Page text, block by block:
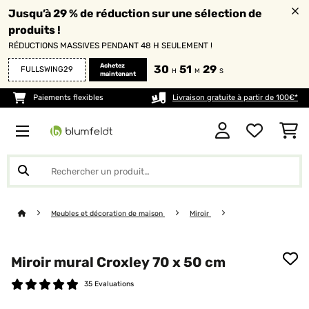
Jusqu’à 29 % de réduction sur une sélection de
produits !
RÉDUCTIONS MASSIVES PENDANT 48 H SEULEMENT !
FULLSWING29
Achetez
maintenant
30 H 51 M 29 S
Paiements flexibles Livraison gratuite à partir de 100€*
Meubles et décoration de maison Miroir
Miroir mural Croxley 70 x 50 cm
35 Evaluations